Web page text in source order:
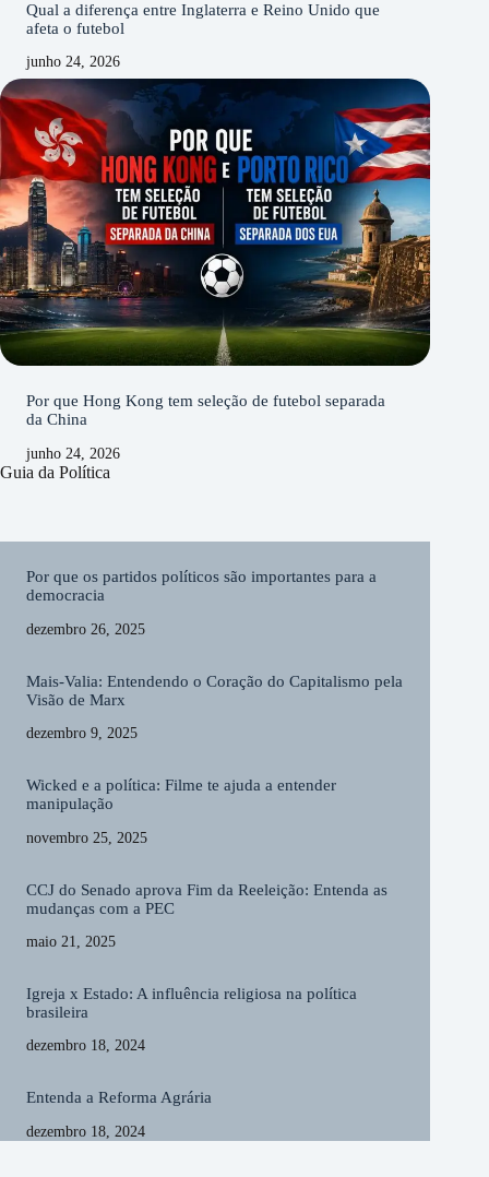
Qual a diferença entre Inglaterra e Reino Unido que
afeta o futebol
junho 24, 2026
Por que Hong Kong tem seleção de futebol separada
da China
junho 24, 2026
Guia da Política
Por que os partidos políticos são importantes para a
democracia
dezembro 26, 2025
Mais-Valia: Entendendo o Coração do Capitalismo pela
Visão de Marx
dezembro 9, 2025
Wicked e a política: Filme te ajuda a entender
manipulação
novembro 25, 2025
CCJ do Senado aprova Fim da Reeleição: Entenda as
mudanças com a PEC
maio 21, 2025
Igreja x Estado: A influência religiosa na política
brasileira
dezembro 18, 2024
Entenda a Reforma Agrária
dezembro 18, 2024